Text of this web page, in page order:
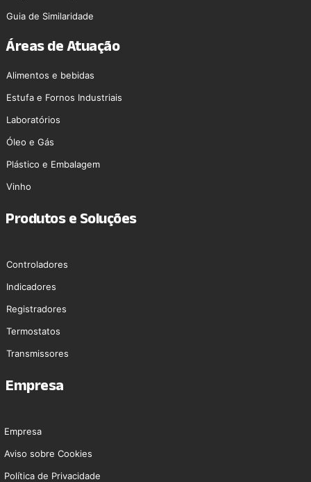
Guia de Similaridade
Áreas de Atuação
Alimentos e bebidas
Estufa e Fornos Industriais
Laboratórios
Óleo e Gás
Plástico e Embalagem
Vinho
Produtos e Soluções
Controladores
Indicadores
Registradores
Termostatos
Transmissores
Empresa
Empresa
Aviso sobre Cookies
Polí­tica de Privacidade